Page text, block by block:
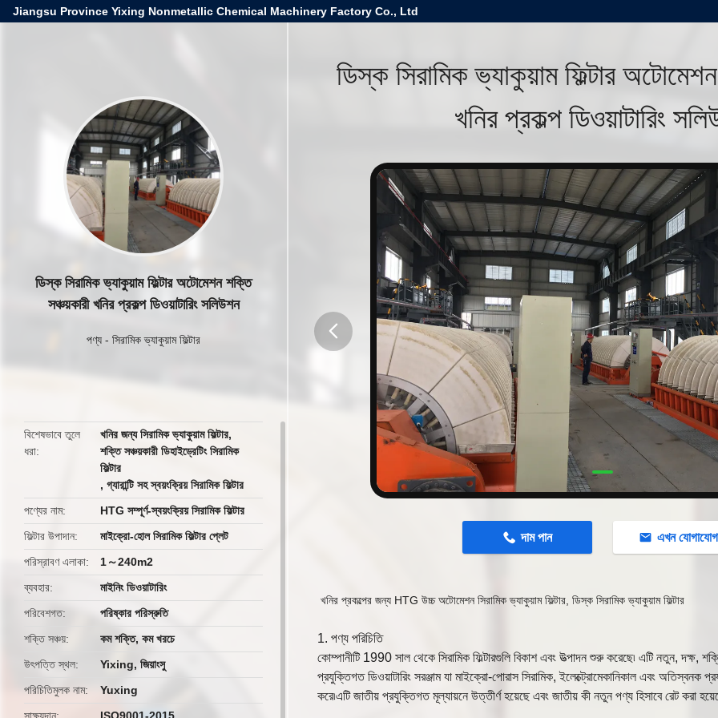
Jiangsu Province Yixing Nonmetallic Chemical Machinery Factory Co., Ltd
ডিস্ক সিরামিক ভ্যাকুয়াম ফিল্টার অটোমেশন শক্তি
সঞ্চয়কারী খনির প্রকল্প ডিওয়াটারিং সলিউশন
পণ্য - সিরামিক ভ্যাকুয়াম ফিল্টার
বিশেষভাবে তুলে
ধরা
খনির জন্য সিরামিক ভ্যাকুয়াম ফিল্টার,
শক্তি সঞ্চয়কারী ডিহাইড্রেটিং সিরামিক
ফিল্টার
,গ্যারান্টি সহ স্বয়ংক্রিয় সিরামিক ফিল্টার
পণ্যের নাম
HTG সম্পূর্ণ-স্বয়ংক্রিয় সিরামিক ফিল্টার
ফিল্টার উপাদান
মাইক্রো-হোল সিরামিক ফিল্টার প্লেট
পরিস্রাবণ এলাকা
1～240m2
ব্যবহার
মাইনিং ডিওয়াটারিং
পরিবেশগত
পরিষ্কার পরিস্রুতি
শক্তি সঞ্চয়
কম শক্তি, কম খরচে
উৎপত্তি স্থল
Yixing, জিয়াংসু
পরিচিতিমুলক নাম
Yuxing
ডিস্ক সিরামিক ভ্যাকুয়াম ফিল্টার
খনির প্রকল্প ডিওয়াটারিং
দাম পান এখন যোগাযোগ
খনির প্রকল্পের জন্য HTG উচ্চ অটোমেশন সিরামিক ভ্যাকুয়াম ফিল্টার, ডিস্ক সিরামিক ভ্যাকুয়াম ফিল্টার
1. পণ্য পরিচিতি
কোম্পানীটি 1990 সাল থেকে সিরামিক ফিল্টারগুলি বিকাশ এবং উত্পাদন শুরু করেছে৷ এটি নতুন, দক্ষ,
প্রযুক্তিগত ডিওয়াটারিং সরঞ্জাম যা মাইক্রো-পোরাস সিরামিক, ইলেক্ট্রোমেকানিকাল এবং অতিস্বনক
করে৷এটি জাতীয় প্রযুক্তিগত মূল্যায়নে উত্তীর্ণ হয়েছে এবং জাতীয় কী নতুন পণ্য হিসাবে রেট করা